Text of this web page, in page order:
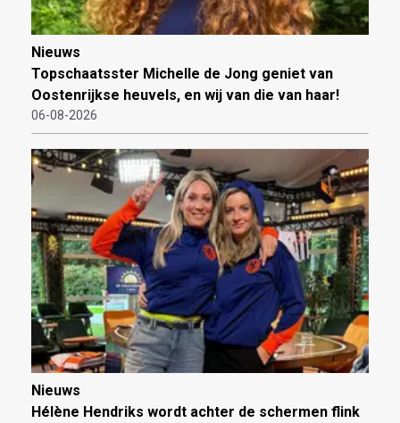
Nieuws
Topschaatsster Michelle de Jong geniet van
Oostenrijkse heuvels, en wij van die van haar!
06-08-2026
Nieuws
Hélène Hendriks wordt achter de schermen flink